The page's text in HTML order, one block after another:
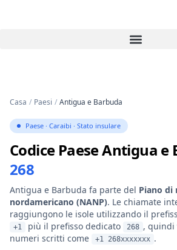
Casa / Paesi / Antigua e Barbuda
Paese · Caraibi · Stato insulare
Codice Paese Antigua e
268
Antigua e Barbuda fa parte del Piano di
nordamericano (NANP). Le chiamate
raggiungono le isole utilizzando il
+1 più il prefisso dedicato 268 , quindi
numeri scritti come
+1 268xxxxxxx .